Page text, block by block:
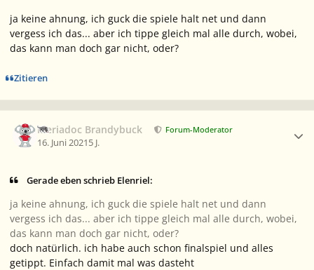
ja keine ahnung, ich guck die spiele halt net und dann
vergess ich das... aber ich tippe gleich mal alle durch, wobei,
das kann man doch gar nicht, oder?
Zitieren
Meriadoc Brandybuck Forum-Moderator
16. Juni 20215 J.
Gerade eben schrieb Elenriel:
ja keine ahnung, ich guck die spiele halt net und dann
vergess ich das... aber ich tippe gleich mal alle durch, wobei,
das kann man doch gar nicht, oder?
doch natürlich. ich habe auch schon finalspiel und alles
getippt. Einfach damit mal was dasteht